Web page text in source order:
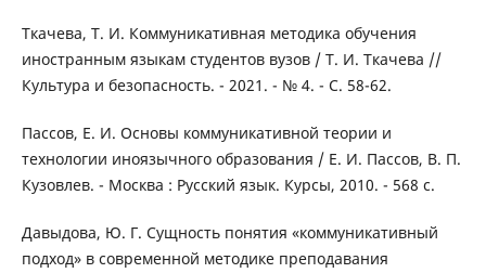
Ткачева, Т. И. Коммуникативная методика обучения
иностранным языкам студентов вузов / Т. И. Ткачева //
Культура и безопасность. - 2021. - № 4. - С. 58-62.
Пассов, Е. И. Основы коммуникативной теории и
технологии иноязычного образования / Е. И. Пассов, В. П.
Кузовлев. - Москва : Русский язык. Курсы, 2010. - 568 с.
Давыдова, Ю. Г. Cущность понятия «коммуникативный
подход» в современной методике преподавания